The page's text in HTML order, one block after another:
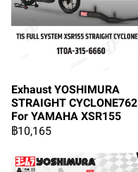
Exhaust YOSHIMURA
STRAIGHT CYCLONE762
For YAMAHA XSR155
฿10,165